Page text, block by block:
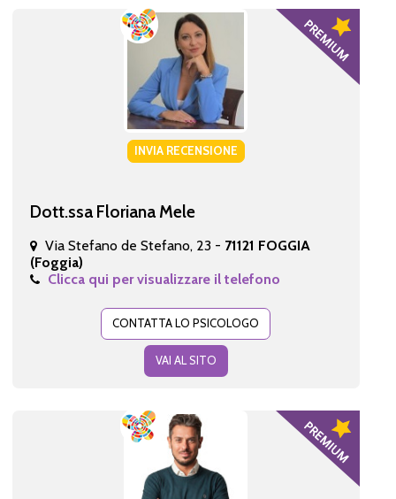
INVIA RECENSIONE
Dott.ssa Floriana Mele
Via Stefano de Stefano, 23 - 71121 FOGGIA
(Foggia)
Clicca qui per visualizzare il telefono
CONTATTA LO PSICOLOGO
VAI AL SITO